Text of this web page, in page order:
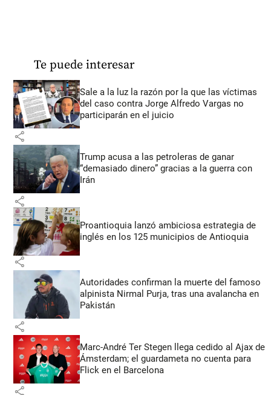
Te puede interesar
Sale a la luz la razón por la que las víctimas
del caso contra Jorge Alfredo Vargas no
participarán en el juicio
share
Trump acusa a las petroleras de ganar
“demasiado dinero” gracias a la guerra con
Irán
share
Proantioquia lanzó ambiciosa estrategia de
inglés en los 125 municipios de Antioquia
share
Autoridades confirman la muerte del famoso
alpinista Nirmal Purja, tras una avalancha en
Pakistán
share
Marc-André Ter Stegen llega cedido al Ajax de
Ámsterdam; el guardameta no cuenta para
Flick en el Barcelona
share